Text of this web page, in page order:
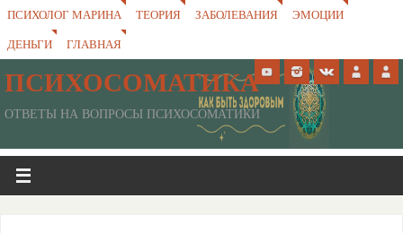
ПСИХОЛОГ МАРИНА ТЕОРИЯ ЗАБОЛЕВАНИЯ
ЭМОЦИИ
ДЕНЬГИ
ГЛАВНАЯ
ПСИХОСОМАТИКА
ОТВЕТЫ НА ВОПРОСЫ ПСИХОСОМАТИКИ